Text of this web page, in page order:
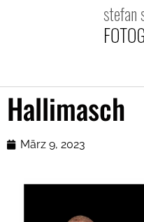
Hallimasch
März 9, 2023